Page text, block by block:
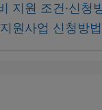
지원 조건·신청
원사업 신청방법